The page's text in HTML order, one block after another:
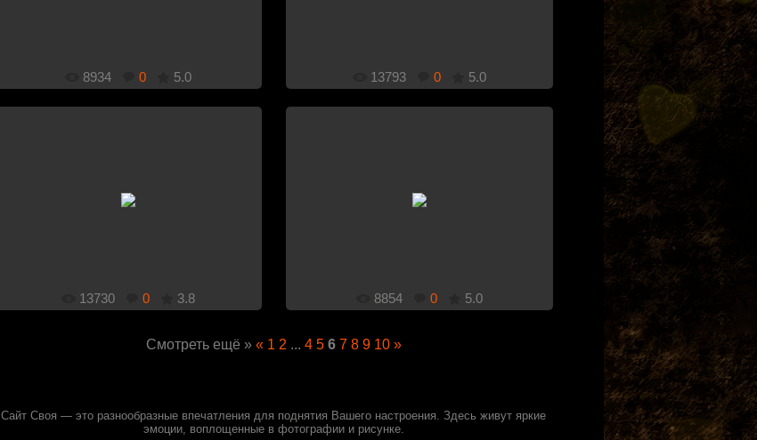
8934 0 5.0 13793 0 5.0
13730 0 3.8 8854 0 5.0
Смотреть ещё » « 1 2 ... 4 5 6 7 8 9 10 »
Сайт Своя — это разнообразные впечатления для поднятия Вашего настроения. Здесь живут яркие
эмоции, воплощенные в фотографии и рисунке.